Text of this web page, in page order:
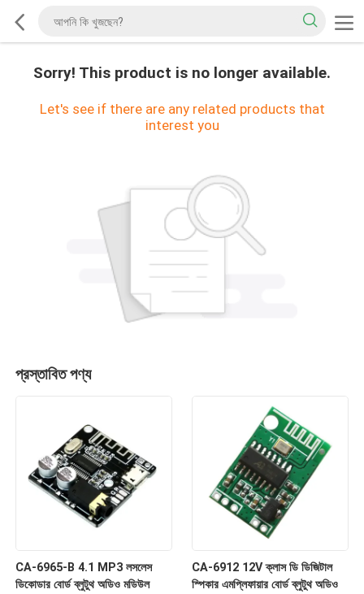
Sorry! This product is no longer available.
Let's see if there are any related products that
interest you
প্রস্তাবিত পণ্য
CA-6965-B 4.1 MP3 লসলেস
ডিকোডার বোর্ড ব্লুটুথ অডিও মডিউল
CA-6912 12V ক্লাস ডি ডিজিটাল
স্পিকার এমপ্লিফায়ার বোর্ড ব্লুটুথ অডিও